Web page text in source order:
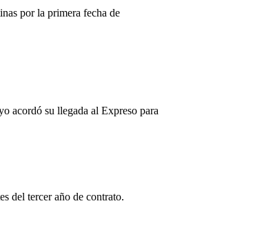
por la primera fecha de
acordó su llegada al Expreso para
del tercer año de contrato.